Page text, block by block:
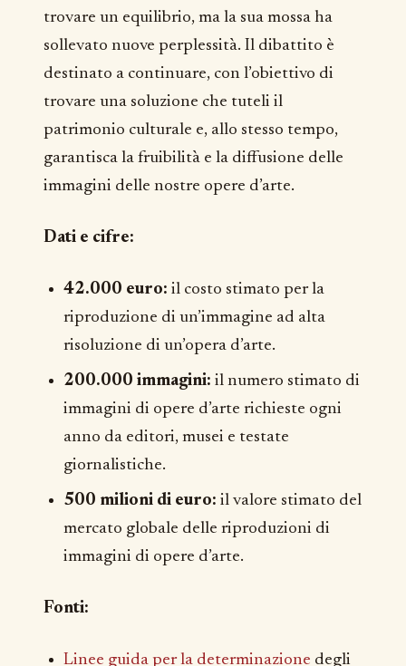
trovare un equilibrio, ma la sua mossa ha
sollevato nuove perplessità. Il dibattito è
destinato a continuare, con l’obiettivo di
trovare una soluzione che tuteli il
patrimonio culturale e, allo stesso tempo,
garantisca la fruibilità e la diffusione delle
immagini delle nostre opere d’arte.
Dati e cifre:
42.000 euro: il costo stimato per la
riproduzione di un’immagine ad alta
risoluzione di un’opera d’arte.
200.000 immagini: il numero stimato di
immagini di opere d’arte richieste ogni
anno da editori, musei e testate
giornalistiche.
500 milioni di euro: il valore stimato del
mercato globale delle riproduzioni di
immagini di opere d’arte.
Fonti:
Linee guida per la determinazione degli